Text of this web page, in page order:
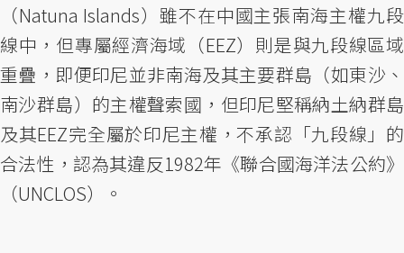
（Natuna Islands）雖不在中國主張南海主權九段
線中，但專屬經濟海域（EEZ）則是與九段線區域
重疊，即便印尼並非南海及其主要群島（如東沙、
南沙群島）的主權聲索國，但印尼堅稱納土納群島
及其EEZ完全屬於印尼主權，不承認「九段線」的
合法性，認為其違反1982年《聯合國海洋法公約》
（UNCLOS）。